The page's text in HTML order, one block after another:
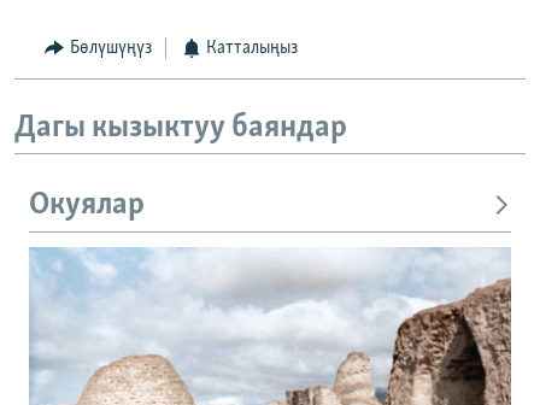
Бөлүшүңүз Катталыңыз
Дагы кызыктуу баяндар
Окуялар